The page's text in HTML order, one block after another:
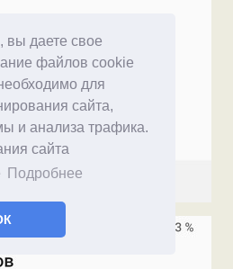
вы даете свое
файлов cookie
для
сайта,
и анализа трафика.
сайта
Подробнее